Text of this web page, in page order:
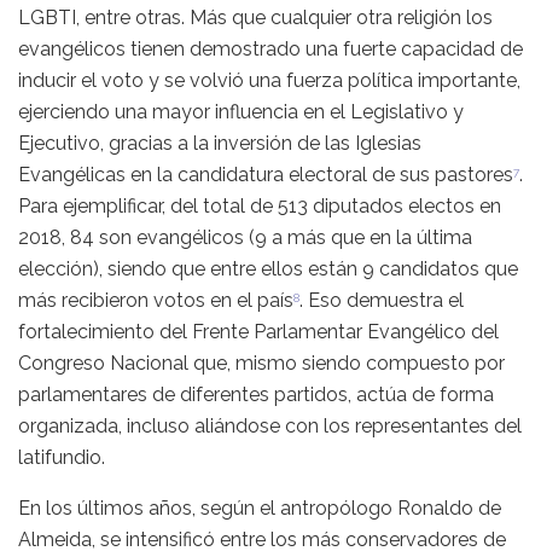
LGBTI, entre otras. Más que cualquier otra religión los
evangélicos tienen demostrado una fuerte capacidad de
inducir el voto y se volvió una fuerza política importante,
ejerciendo una mayor influencia en el Legislativo y
Ejecutivo, gracias a la inversión de las Iglesias
Evangélicas en la candidatura electoral de sus pastores7.
Para ejemplificar, del total de 513 diputados electos en
2018, 84 son evangélicos (9 a más que en la última
elección), siendo que entre ellos están 9 candidatos que
más recibieron votos en el país8. Eso demuestra el
fortalecimiento del Frente Parlamentar Evangélico del
Congreso Nacional que, mismo siendo compuesto por
parlamentares de diferentes partidos, actúa de forma
organizada, incluso aliándose con los representantes del
latifundio.
En los últimos años, según el antropólogo Ronaldo de
Almeida, se intensificó entre los más conservadores de